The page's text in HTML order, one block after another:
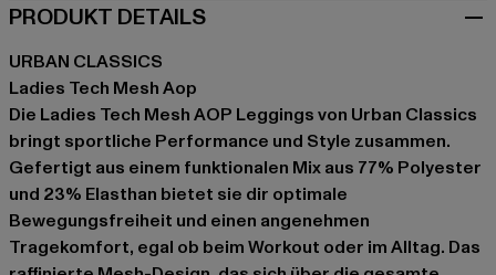
PRODUKT DETAILS
URBAN CLASSICS
Ladies Tech Mesh Aop
Die Ladies Tech Mesh AOP Leggings von Urban Classics
bringt sportliche Performance und Style zusammen.
Gefertigt aus einem funktionalen Mix aus 77% Polyester
und 23% Elasthan bietet sie dir optimale
Bewegungsfreiheit und einen angenehmen
Tragekomfort, egal ob beim Workout oder im Alltag. Das